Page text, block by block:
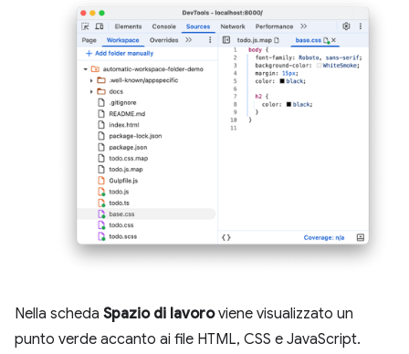
Nella scheda Spazio di lavoroviene visualizzato un
punto verde accanto ai file HTML, CSS e JavaScript.